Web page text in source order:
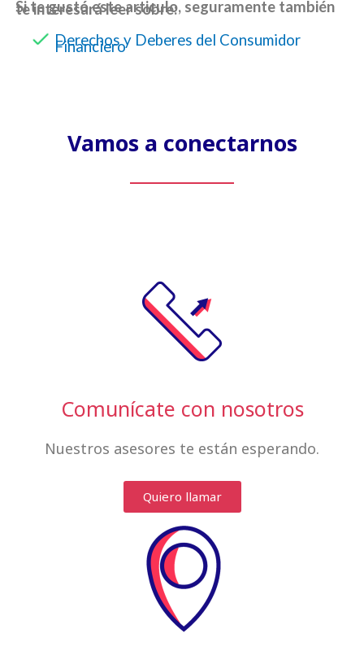
Si te gustó este articulo, seguramente también
te interesará leer sobre:
Derechos y Deberes del Consumidor
Financiero
Vamos a conectarnos
Comunícate con nosotros
Nuestros asesores te están esperando.
Quiero llamar